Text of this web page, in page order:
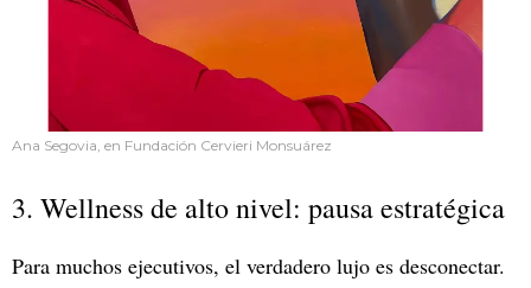
Ana Segovia, en Fundación Cervieri Monsuárez
3. Wellness de alto nivel: pausa estratégica
Para muchos ejecutivos, el verdadero lujo es desconectar.